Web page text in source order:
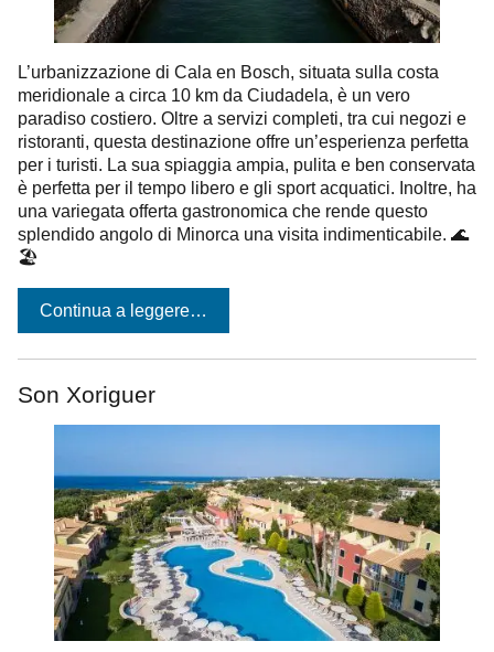
L’urbanizzazione di Cala en Bosch, situata sulla costa
meridionale a circa 10 km da Ciudadela, è un vero
paradiso costiero. Oltre a servizi completi, tra cui negozi e
ristoranti, questa destinazione offre un’esperienza perfetta
per i turisti. La sua spiaggia ampia, pulita e ben conservata
è perfetta per il tempo libero e gli sport acquatici. Inoltre, ha
una variegata offerta gastronomica che rende questo
splendido angolo di Minorca una visita indimenticabile. 🌊
🏖️
Continua a leggere…
Son Xoriguer